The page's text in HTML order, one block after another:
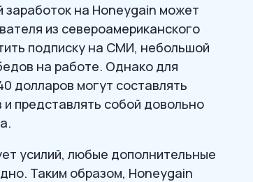
на Honeygain может
из североамериканского
подписку на СМИ, небольшой
на работе. Однако для
долларов могут составлять
представлять собой довольно
усилий, любые дополнительные
Таким образом, Honeygain